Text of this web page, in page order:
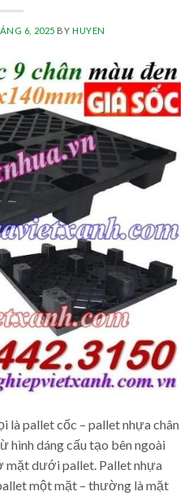
6, 2025 BY HUYEN
là pallet cốc – pallet nhựa chân
hình dáng cấu tạo bên ngoài
mặt dưới pallet. Pallet nhựa
một mặt – thường là mặt